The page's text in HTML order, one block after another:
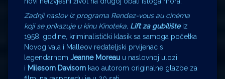
Zadnji naslov iz programa Rendez-vous au cinéma
koji se prikazuje u kinu Kinoteka, Lift za gubilišteiz
1958. godine, kriminalistički klasik sa samoga početka
Novog vala i Malleov redateljski prvijenac s
legendarnom Jeanne Moreau u naslovnoj ulozi
i Milesom Davisom kao autorom originalne glazbe za